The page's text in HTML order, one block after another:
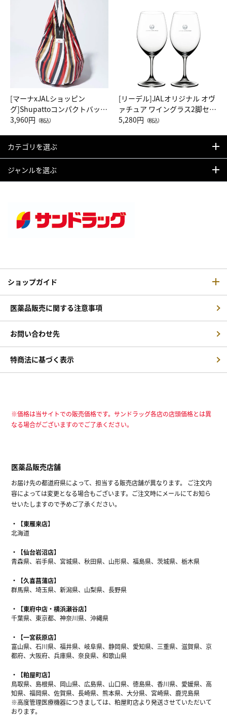
[マーナxJALショッピン
グ]Shupattoコンパクトバッグ
Drop JAL客室乗務員（LC）ス
3,960円 （税込）
[リーデル]JALオリジナル オヴ
ァチュア ワイングラス2脚セッ
ト（レッドワイン）
5,280円 （税込）
カテゴリを選ぶ
ジャンルを選ぶ
ショップガイド
医薬品販売に関する注意事項
お問い合わせ先
特商法に基づく表示
※価格は当サイトでの販売価格です。サンドラッグ各店の店頭価格とは異
なる場合がございますのでご了承ください。
医薬品販売店舗
お届け先の都道府県によって、担当する販売店舗が異なります。 ご注文内
容によっては変更となる場合もございます。ご注文時にメールにてお知ら
せいたしますので予めご了承ください。
【東雁来店】
北海道
【仙台岩沼店】
青森県、岩手県、宮城県、秋田県、山形県、福島県、茨城県、栃木県
【久喜菖蒲店】
群馬県、埼玉県、新潟県、山梨県、長野県
【東府中店・横浜瀬谷店】
千葉県、東京都、神奈川県、沖縄県
【一宮萩原店】
富山県、石川県、福井県、岐阜県、静岡県、愛知県、三重県、滋賀県、京
都府、大阪府、兵庫県、奈良県、和歌山県
【粕屋町店】
鳥取県、島根県、岡山県、広島県、山口県、徳島県、香川県、愛媛県、高
知県、福岡県、佐賀県、長崎県、熊本県、大分県、宮崎県、鹿児島県
※高度管理医療機器につきましては、粕屋町店より発送させていただいて
おります。